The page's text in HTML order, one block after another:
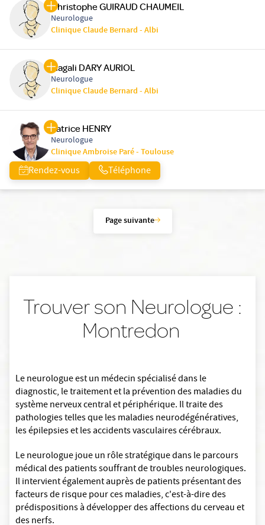
Christophe GUIRAUD CHAUMEIL
Neurologue
Clinique Claude Bernard - Albi
Magali DARY AURIOL
Neurologue
Clinique Claude Bernard - Albi
Patrice HENRY
Neurologue
Clinique Ambroise Paré - Toulouse
Rendez-vous Téléphone
Page suivante
Trouver son Neurologue :
Montredon
Le neurologue est un médecin spécialisé dans le
diagnostic, le traitement et la prévention des maladies du
système nerveux central et périphérique. Il traite des
pathologies telles que les maladies neurodégénératives,
les épilepsies et les accidents vasculaires cérébraux.
Le neurologue joue un rôle stratégique dans le parcours
médical des patients souffrant de troubles neurologiques.
Il intervient également auprès de patients présentant des
facteurs de risque pour ces maladies, c'est-à-dire des
prédispositions à développer des affections du cerveau et
des nerfs.